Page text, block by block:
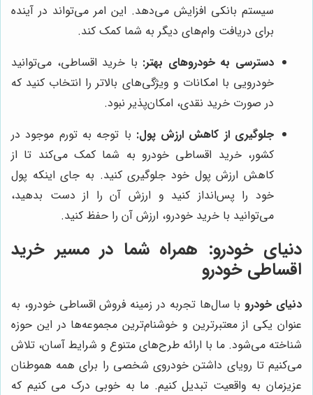
سیستم بانکی افزایش می‌دهد. این امر می‌تواند در آینده
برای دریافت وام‌های دیگر به شما کمک کند.
دسترسی به خودروهای بهتر: با خرید اقساطی، می‌توانید
خودرویی با امکانات و ویژگی‌های بالاتر را انتخاب کنید که
در صورت خرید نقدی، امکان‌پذیر نبود.
جلوگیری از کاهش ارزش پول: با توجه به تورم موجود در
کشور، خرید اقساطی خودرو به شما کمک می‌کند تا از
کاهش ارزش پول خود جلوگیری کنید. به جای اینکه پول
خود را پس‌انداز کنید و ارزش آن را از دست بدهید،
می‌توانید با خرید خودرو، ارزش آن را حفظ کنید.
دنیای خودرو: همراه شما در مسیر خرید
اقساطی خودرو
دنیای خودرو با سال‌ها تجربه در زمینه فروش اقساطی خودرو، به
عنوان یکی از معتبرترین و خوشنام‌ترین مجموعه‌ها در این حوزه
شناخته می‌شود. ما با ارائه طرح‌های متنوع و شرایط آسان، تلاش
می‌کنیم تا رویای داشتن خودروی شخصی را برای همه هموطنان
عزیزمان به واقعیت تبدیل کنیم. ما به خوبی درک می کنیم که